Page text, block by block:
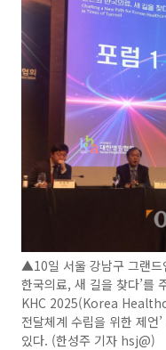
▲10일 서울 강남구 그랜드
한국의료, 새 길을 찾다’를
KHC 2025(Korea
전달체계 수립을 위한 제언
있다. (한성주 기자 hsj@)